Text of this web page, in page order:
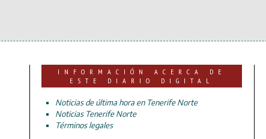
INFORMACIÓN ACERCA DE
ESTE DIARIO DIGITAL
Noticias de última hora en Tenerife Norte
Noticias Tenerife Norte
Términos legales